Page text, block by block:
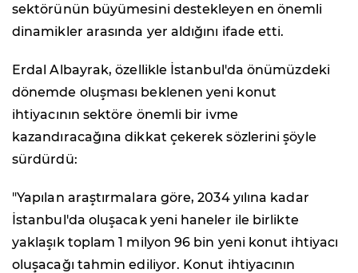
sektörünün büyümesini destekleyen en önemli
dinamikler arasında yer aldığını ifade etti.
Erdal Albayrak, özellikle İstanbul'da önümüzdeki
dönemde oluşması beklenen yeni konut
ihtiyacının sektöre önemli bir ivme
kazandıracağına dikkat çekerek sözlerini şöyle
sürdürdü:
"Yapılan araştırmalara göre, 2034 yılına kadar
İstanbul'da oluşacak yeni haneler ile birlikte
yaklaşık toplam 1 milyon 96 bin yeni konut ihtiyacı
oluşacağı tahmin ediliyor. Konut ihtiyacının